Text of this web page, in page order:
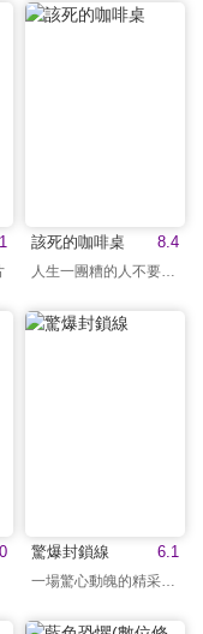
8.4
該死的咖啡桌
人生一團糟的人不要看！
6.1
驚爆封鎖線
一場驚心動魄的精采對決